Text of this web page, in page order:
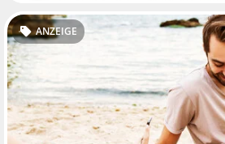
ANZEIGE